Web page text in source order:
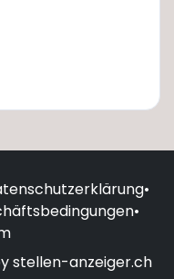
•
•
stellen-anzeiger.ch